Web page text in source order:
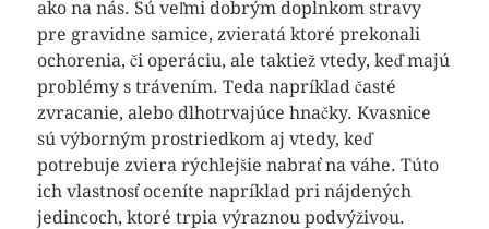
ako na nás. Sú veľmi dobrým doplnkom stravy
pre gravidne samice, zvieratá ktoré prekonali
ochorenia, či operáciu, ale taktiež vtedy, keď majú
problémy s trávením. Teda napríklad časté
zvracanie, alebo dlhotrvajúce hnačky. Kvasnice
sú výborným prostriedkom aj vtedy, keď
potrebuje zviera rýchlejšie nabrať na váhe. Túto
ich vlastnosť oceníte napríklad pri nájdených
jedincoch, ktoré trpia výraznou podvýživou.